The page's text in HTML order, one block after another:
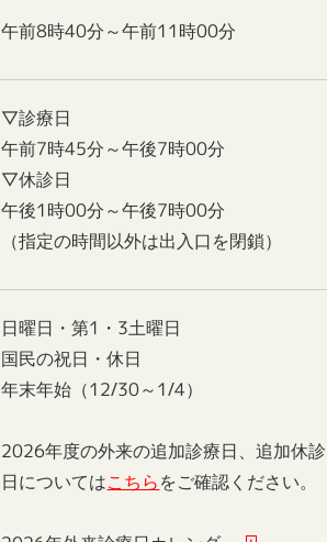
午前8時40分～午前11時00分
▽診療日
午前7時45分～午後7時00分
▽休診日
午後1時00分～午後7時00分
（指定の時間以外は出入口を閉鎖）
日曜日・第1・3土曜日
国民の祝日・休日
年末年始（12/30～1/4）
2026年度の外来の追加診療日、追加休診
日についてはこちらをご確認ください。